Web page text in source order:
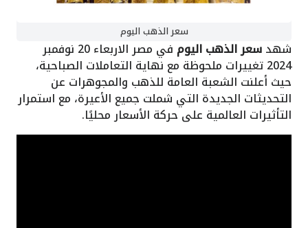
سعر الذهب اليوم
شهدسعر الذهب اليوم في مصر الاربعاء 20 نوفمبر
2024 تغييرات ملحوظة مع نهاية التعاملات الصباحية،
حيث أعلنت الشعبة العامة للذهب والمجوهرات عن
التحديثات الجديدة التي شملت جميع الأعيرة، مع استمرار
التأثيرات العالمية على حركة الأسعار محليًا.